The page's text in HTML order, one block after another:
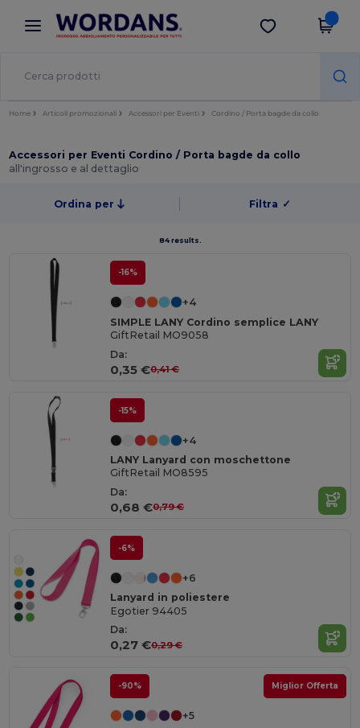
× App Wordans
Prezzi migliori sull'app!
Scarica app
Home Articoli promozionali Accessori per Eventi Cordino / Porta bagde da collo
Accessori per Eventi Cordino / Porta bagde da collo
all'ingrosso e al dettaglio
Ordina per Filtra ✓
84 results.
-16%
+4
SIMPLE LANY Cordino semplice LANY
GiftRetail MO9058
Da:
0,35 €0,41 €
-15%
+4
LANY Lanyard con moschettone
GiftRetail MO8595
Da:
0,68 €0,79 €
-6%
+6
Lanyard in poliestere
Egotier 94405
Da:
0,27 €0,29 €
-90% Miglior Offerta
+5